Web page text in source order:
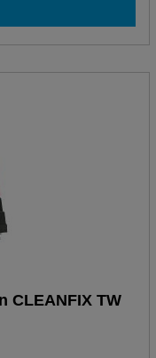
CLEANFIX TW